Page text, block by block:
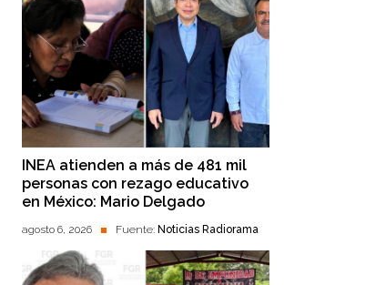
INEA atienden a más de 481 mil
personas con rezago educativo
en México: Mario Delgado
agosto 6, 2026 Fuente: Noticias Radiorama